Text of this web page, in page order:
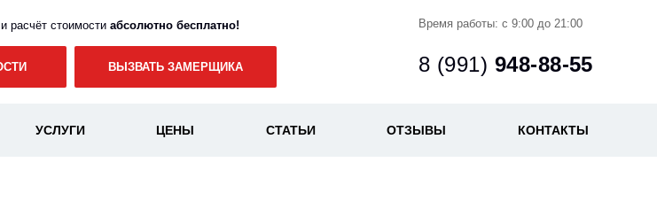
расчёт стоимостиабсолютно бесплатно!
ВЫЗВАТЬ ЗАМЕРЩИКА
Время работы: с 9:00 до 21:00
8 (991) 948-88-55
УСЛУГИ ЦЕНЫ СТАТЬИ ОТЗЫВЫ КОНТАКТЫ